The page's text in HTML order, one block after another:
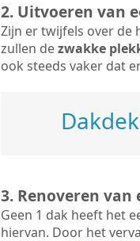
2. Uitvoeren van
Zijn er twijfels over de
zullen dezwakke
ook steeds vaker dat
3. Renoveren van
Geen 1 dak heeft het
hiervan. Door het